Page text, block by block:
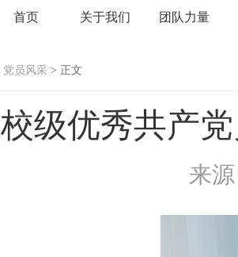
首页 关于我们 团队力量
党员风采 > 正文
校级优秀共产
来